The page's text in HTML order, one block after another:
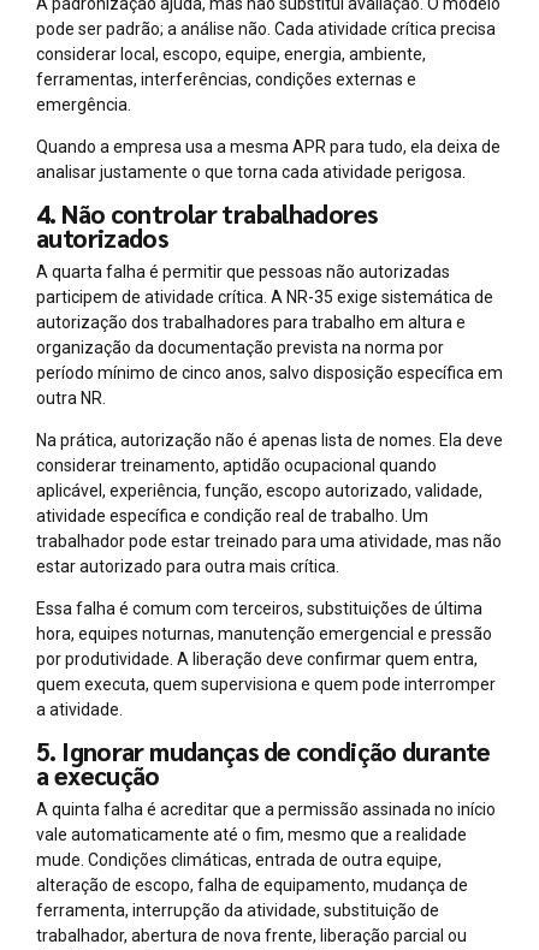
pode ser padrão; a análise não. Cada atividade crítica precisa
considerar local, escopo, equipe, energia, ambiente,
ferramentas, interferências, condições externas e
emergência.
Quando a empresa usa a mesma APR para tudo, ela deixa de
analisar justamente o que torna cada atividade perigosa.
4. Não controlar trabalhadores
autorizados
A quarta falha é permitir que pessoas não autorizadas
participem de atividade crítica. A NR-35 exige sistemática de
autorização dos trabalhadores para trabalho em altura e
organização da documentação prevista na norma por
período mínimo de cinco anos, salvo disposição específica em
outra NR.
Na prática, autorização não é apenas lista de nomes. Ela deve
considerar treinamento, aptidão ocupacional quando
aplicável, experiência, função, escopo autorizado, validade,
atividade específica e condição real de trabalho. Um
trabalhador pode estar treinado para uma atividade, mas não
estar autorizado para outra mais crítica.
Essa falha é comum com terceiros, substituições de última
hora, equipes noturnas, manutenção emergencial e pressão
por produtividade. A liberação deve confirmar quem entra,
quem executa, quem supervisiona e quem pode interromper
a atividade.
5. Ignorar mudanças de condição durante
a execução
A quinta falha é acreditar que a permissão assinada no início
vale automaticamente até o fim, mesmo que a realidade
mude. Condições climáticas, entrada de outra equipe,
alteração de escopo, falha de equipamento, mudança de
ferramenta, interrupção da atividade, substituição de
trabalhador, abertura de nova frente, liberação parcial ou